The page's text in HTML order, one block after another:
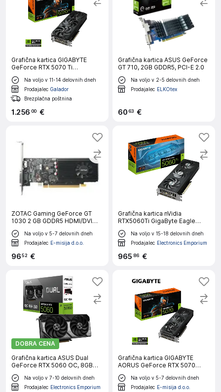
Grafična kartica GIGABYTE
GeForce RTX 5070 Ti
WINDFORCE OC SFF 16G, 16GB
GDDR7, PCI-E 5.0
Na voljo v 11-14 delovnih dneh
Prodajalec Galador
Brezplačna poštnina
1.256 00 €
Grafična kartica ASUS GeForce
GT 710, 2GB GDDR5, PCI-E 2.0
Na voljo v 2-5 delovnih dneh
Prodajalec ELKOtex
6063 €
ZOTAC Gaming GeForce GT
1030 2 GB GDDR5 HDMI/DVI
low profile grafična kartica
Na voljo v 5-7 delovnih dneh
Prodajalec E-misija d.o.o.
9652 €
Grafična kartica nVidia
RTX5060Ti GigaByte Eagle
MAX OC - 16GB GDDR7 (GV-
N506TEAGLEMAX OC-16GD)
Na voljo v 15-18 delovnih dneh
Prodajalec Electronics Emporium
965 86 €
DOBRA CENA
Grafična kartica ASUS Dual
GeForce RTX 5060 OC, 8GB
GDDR7, PCI-E 5.0
Na voljo v 7-10 delovnih dneh
Prodajalec Electronics Emporium
Grafična kartica GIGABYTE
AORUS GeForce RTX 5070
WINDFORCE OC SFF 12G, 12GB
GDDR7, PCI-E 5.0
Na voljo v 5-7 delovnih dneh
Prodajalec E-misija d.o.o.